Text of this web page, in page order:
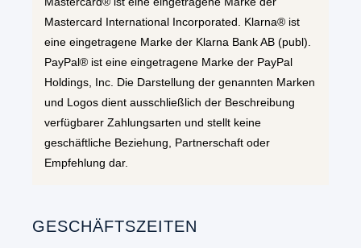
Mastercard International Incorporated. Klarna® ist
eine eingetragene Marke der Klarna Bank AB (publ).
PayPal® ist eine eingetragene Marke der PayPal
Holdings, Inc. Die Darstellung der genannten Marken
und Logos dient ausschließlich der Beschreibung
verfügbarer Zahlungsarten und stellt keine
geschäftliche Beziehung, Partnerschaft oder
Empfehlung dar.
GESCHÄFTSZEITEN